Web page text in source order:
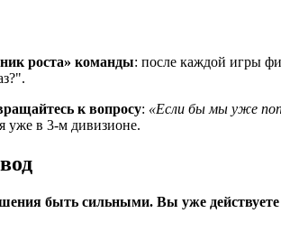
роста» команды: после каждой игры
к вопросу: «Если бы мы уже
уже в 3-м дивизионе.
быть сильными. Вы уже действуете